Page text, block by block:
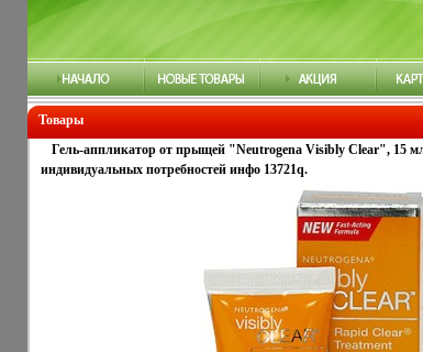
Товары
Гель-аппликатор от прыщей "Neutrogena Visibly Clear", 15
индивидуальных потребностей инфо 13721q.